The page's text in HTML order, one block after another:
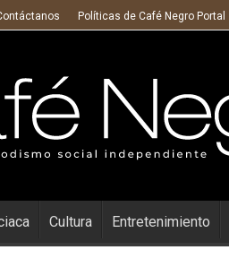
Políticas de Café Negro Portal
Cultura Entretenimiento